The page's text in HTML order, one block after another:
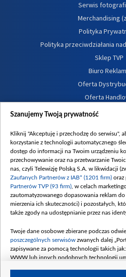
Serwis
Merchandising
Polityka
Polityka przeciwdziałania
Sklep TVP
Biuro
Oferta
Oferta
Dostępność
Procedura zgłoszeń
Szanujemy Twoją prywatność
Kliknij "Akceptuję i przechodzę do serwisu",
korzystanie z technologii automatycznego
dostęp do informacji na Twoim urządzeniu
przechowywanie oraz na przetwarzanie
nas, czyli Telewizję Polską S.A. w likwidacji
Zaufanych Partnerów z IAB* (1201 firm) oraz
Partnerów TVP (93 firm) , w celach
zautomatyzowanego dopasowania reklam
mierzenia ich skuteczności) i pozostałych,
także zgody na udostępnianie przez nas
Twoje dane osobowe zbierane podczas
poszczególnych serwisów zwanych dalej
zapisywane za pomocą technologii takich
WWW lub innych podobnych technologii